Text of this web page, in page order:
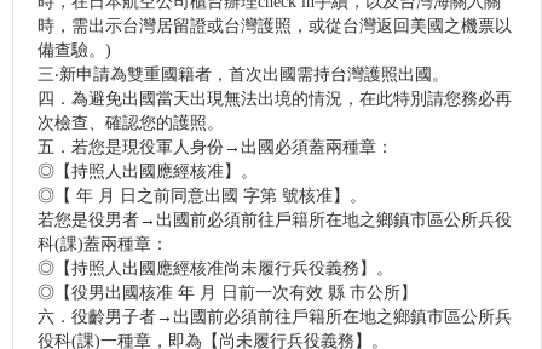
時，需出示台灣居留證或台灣護照，或從台灣返回美國之機票以
備查驗。)
三‧新申請為雙重國籍者，首次出國需持台灣護照出國。
四．為避免出國當天出現無法出境的情況，在此特別請您務必再
次檢查、確認您的護照。
五．若您是現役軍人身份→出國必須蓋兩種章：
◎【持照人出國應經核准】。
◎【 年 月 日之前同意出國 字第 號核准】。
若您是役男者→出國前必須前往戶籍所在地之鄉鎮市區公所兵役
科(課)蓋兩種章：
◎【持照人出國應經核准尚未履行兵役義務】。
◎【役男出國核准 年 月 日前一次有效 縣 市公所】
六．役齡男子者→出國前必須前往戶籍所在地之鄉鎮市區公所兵
役科(課)一種章，即為【尚未履行兵役義務】。